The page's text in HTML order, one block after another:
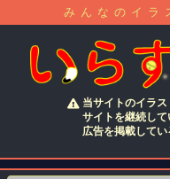
みんなのイラ
当サイトのイラス
サイトを継続して
広告を掲載してい